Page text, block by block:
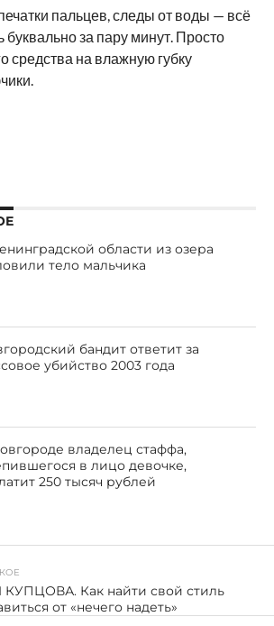
пальцев, следы от воды — всё
буквально за пару минут. Просто
средства на влажную губку
области из озера
тело мальчика
бандит ответит за
убийство 2003 года
владелец стаффа,
в лицо девочке,
250 тысяч рублей
Как найти свой стиль
от «нечего надеть»